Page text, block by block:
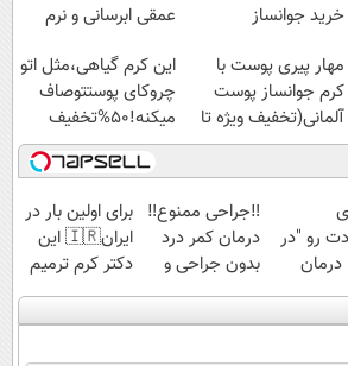
خرید جوانساز
ویژه
عمقی ابرسانی و نرم
مهار پیری پوست با
کرم جوانساز پوست
آلمانی(تخفیف ویژه تا
امشب)
این کرم گیاهی،مثل اتو
چروکای پوستتوصاف
میکنه!50%تخفیف
رو "در
درمان
+
‼️جراحی ممنوع‼️
درمان کمر درد
بدون جراحی و
دوره نقاهت
برای اولین بار در
ایران🇮🇷 این
دکتر کرم ترمیم
کننده 23 روزه
ساخت!